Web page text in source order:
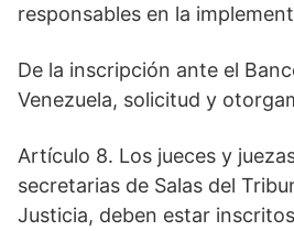
responsables en la
De la inscripción ante el
Venezuela, solicitud y
Artículo 8. Los jueces y
secretarias de Salas del
Justicia, deben estar